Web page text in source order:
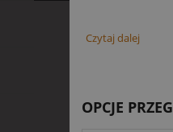
Czytaj dalej
OPCJE